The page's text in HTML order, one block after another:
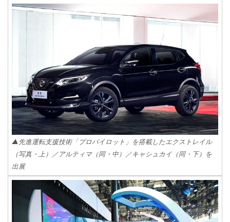
▲先進運転支援技術「プロパイロット」を搭載したエクストレイル
（写真・上）／アルティマ（同・中）／キャシュカイ（同・下）を
出展